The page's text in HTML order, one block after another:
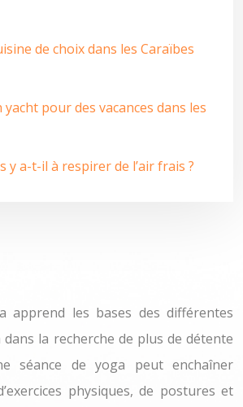
de choix dans les Caraïbes
pour des vacances dans les
y a-t-il à respirer de l’air frais ?
apprend les bases des différentes
la recherche de plus de détente
séance de yoga peut enchaîner
physiques, de postures et